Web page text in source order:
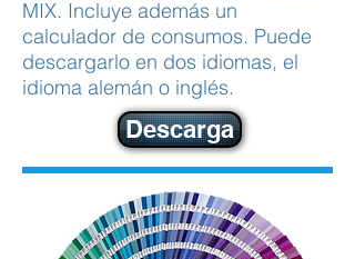
MIX. Incluye además un
calculador de consumos. Puede
descargarlo en dos idiomas, el
idioma alemán o inglés.
Descarga